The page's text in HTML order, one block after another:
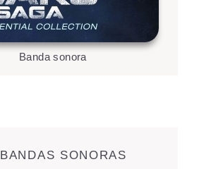
Banda sonora
BANDAS SONORAS